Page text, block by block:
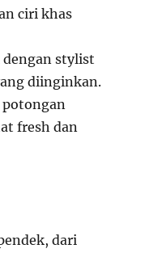
ciri khas
stylist
diinginkan.
fresh dan
dari